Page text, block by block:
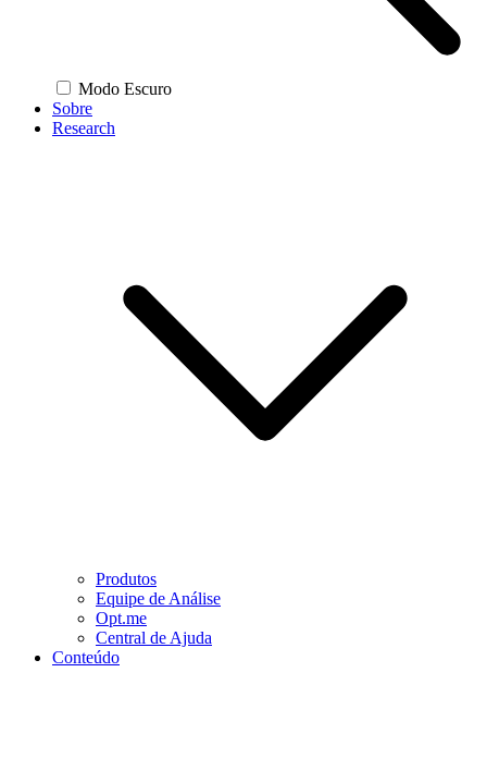
Modo Escuro
Sobre
Research
Produtos
Equipe de Análise
Opt.me
Central de Ajuda
Conteúdo